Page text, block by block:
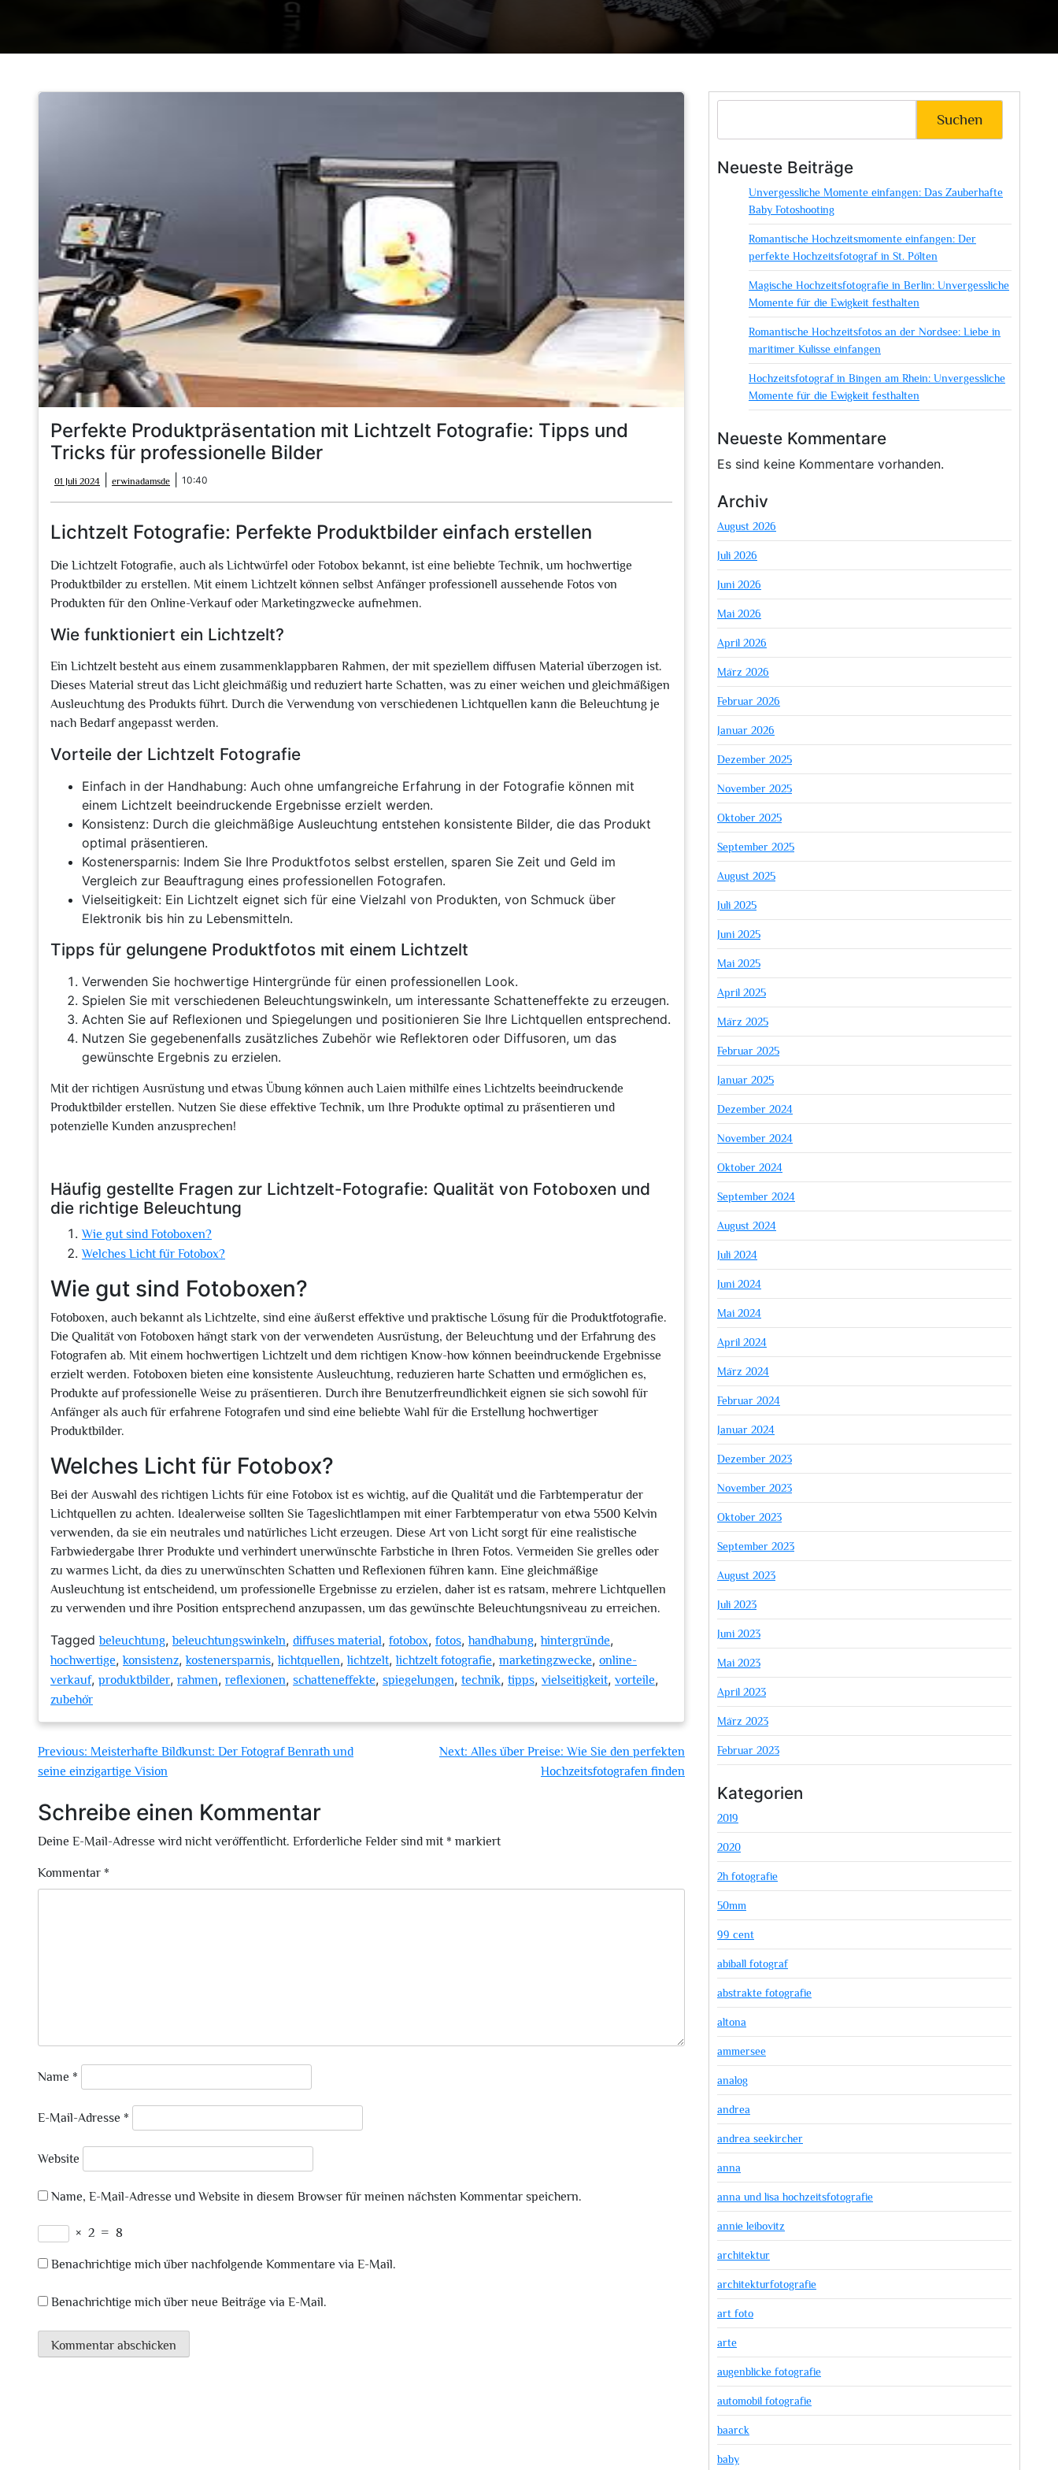
Perfekte Produktpräsentation mit Lichtzelt Fotografie: Tipps und
Tricks für professionelle Bilder
01 Juli 2024
Juli
2024
erwinadamsde erwinadamsde
10:40
Lichtzelt Fotografie: Perfekte Produktbilder einfach erstellen
Die Lichtzelt Fotografie, auch als Lichtwürfel oder Fotobox bekannt, ist eine beliebte Technik, um hochwertige
Produktbilder zu erstellen. Mit einem Lichtzelt können selbst Anfänger professionell aussehende Fotos von
Produkten für den Online-Verkauf oder Marketingzwecke aufnehmen.
Wie funktioniert ein Lichtzelt?
Ein Lichtzelt besteht aus einem zusammenklappbaren Rahmen, der mit speziellem diffusen Material überzogen ist.
Dieses Material streut das Licht gleichmäßig und reduziert harte Schatten, was zu einer weichen und gleichmäßigen
Ausleuchtung des Produkts führt. Durch die Verwendung von verschiedenen Lichtquellen kann die Beleuchtung je
nach Bedarf angepasst werden.
Vorteile der Lichtzelt Fotografie
Einfach in der Handhabung: Auch ohne umfangreiche Erfahrung in der Fotografie können mit
einem Lichtzelt beeindruckende Ergebnisse erzielt werden.
Konsistenz: Durch die gleichmäßige Ausleuchtung entstehen konsistente Bilder, die das Produkt
optimal präsentieren.
Kostenersparnis: Indem Sie Ihre Produktfotos selbst erstellen, sparen Sie Zeit und Geld im
Vergleich zur Beauftragung eines professionellen Fotografen.
Vielseitigkeit: Ein Lichtzelt eignet sich für eine Vielzahl von Produkten, von Schmuck über
Elektronik bis hin zu Lebensmitteln.
Tipps für gelungene Produktfotos mit einem Lichtzelt
Verwenden Sie hochwertige Hintergründe für einen professionellen Look.
Spielen Sie mit verschiedenen Beleuchtungswinkeln, um interessante Schatteneffekte zu erzeugen.
Achten Sie auf Reflexionen und Spiegelungen und positionieren Sie Ihre Lichtquellen entsprechend.
Nutzen Sie gegebenenfalls zusätzliches Zubehör wie Reflektoren oder Diffusoren, um das
gewünschte Ergebnis zu erzielen.
Mit der richtigen Ausrüstung und etwas Übung können auch Laien mithilfe eines Lichtzelts beeindruckende
Produktbilder erstellen. Nutzen Sie diese effektive Technik, um Ihre Produkte optimal zu präsentieren und
potenzielle Kunden anzusprechen!
Häufig gestellte Fragen zur Lichtzelt-Fotografie: Qualität von Fotoboxen und
die richtige Beleuchtung
Wie gut sind Fotoboxen?
Welches Licht für Fotobox?
Wie gut sind Fotoboxen?
Fotoboxen, auch bekannt als Lichtzelte, sind eine äußerst effektive und praktische Lösung für die Produktfotografie.
Die Qualität von Fotoboxen hängt stark von der verwendeten Ausrüstung, der Beleuchtung und der Erfahrung des
Fotografen ab. Mit einem hochwertigen Lichtzelt und dem richtigen Know-how können beeindruckende Ergebnisse
erzielt werden. Fotoboxen bieten eine konsistente Ausleuchtung, reduzieren harte Schatten und ermöglichen es,
Produkte auf professionelle Weise zu präsentieren. Durch ihre Benutzerfreundlichkeit eignen sie sich sowohl für
Anfänger als auch für erfahrene Fotografen und sind eine beliebte Wahl für die Erstellung hochwertiger
Produktbilder.
Welches Licht für Fotobox?
Bei der Auswahl des richtigen Lichts für eine Fotobox ist es wichtig, auf die Qualität und die Farbtemperatur der
Lichtquellen zu achten. Idealerweise sollten Sie Tageslichtlampen mit einer Farbtemperatur von etwa 5500 Kelvin
verwenden, da sie ein neutrales und natürliches Licht erzeugen. Diese Art von Licht sorgt für eine realistische
Farbwiedergabe Ihrer Produkte und verhindert unerwünschte Farbstiche in Ihren Fotos. Vermeiden Sie grelles oder
zu warmes Licht, da dies zu unerwünschten Schatten und Reflexionen führen kann. Eine gleichmäßige
Ausleuchtung ist entscheidend, um professionelle Ergebnisse zu erzielen, daher ist es ratsam, mehrere Lichtquellen
zu verwenden und ihre Position entsprechend anzupassen, um das gewünschte Beleuchtungsniveau zu erreichen.
Taggedbeleuchtung,beleuchtungswinkeln, diffuses material, fotobox, fotos,handhabung,hintergründe,
hochwertige,konsistenz,kostenersparnis,lichtquellen,lichtzelt,lichtzelt fotografie, marketingzwecke, online-
verkauf, produktbilder, rahmen, reflexionen, schatteneffekte, spiegelungen, technik, tipps, vielseitigkeit, vorteile,
zubehör
Beitragsnavigation
Previous: Meisterhafte Bildkunst: Der Fotograf Benrath und
seine einzigartige Vision
Next: Alles über Preise: Wie Sie den perfekten
Hochzeitsfotografen finden
Schreibe einen Kommentar
Deine E-Mail-Adresse wird nicht veröffentlicht. Erforderliche Felder sind mit * markiert
Kommentar *
Name *
E-Mail-Adresse *
Website
Name, E-Mail-Adresse und Website in diesem Browser für meinen nächsten Kommentar speichern.
× 2 = 8
Benachrichtige mich über nachfolgende Kommentare via E-Mail.
Benachrichtige mich über neue Beiträge via E-Mail.
Suchen
Neueste Beiträge
Unvergessliche Momente einfangen: Das Zauberhafte
Baby Fotoshooting
Romantische Hochzeitsmomente einfangen: Der
perfekte Hochzeitsfotograf in St. Pölten
Magische Hochzeitsfotografie in Berlin: Unvergessliche
Momente für die Ewigkeit festhalten
Romantische Hochzeitsfotos an der Nordsee: Liebe in
maritimer Kulisse einfangen
Hochzeitsfotograf in Bingen am Rhein: Unvergessliche
Momente für die Ewigkeit festhalten
Neueste Kommentare
Es sind keine Kommentare vorhanden.
Archiv
August 2026
Juli 2026
Juni 2026
Mai 2026
April 2026
März 2026
Februar 2026
Januar 2026
Dezember 2025
November 2025
Oktober 2025
September 2025
August 2025
Juli 2025
Juni 2025
Mai 2025
April 2025
März 2025
Februar 2025
Januar 2025
Dezember 2024
November 2024
Oktober 2024
September 2024
August 2024
Juli 2024
Juni 2024
Mai 2024
April 2024
März 2024
Februar 2024
Januar 2024
Dezember 2023
November 2023
Oktober 2023
September 2023
August 2023
Juli 2023
Juni 2023
Mai 2023
April 2023
März 2023
Februar 2023
Kategorien
2019
2020
2h fotografie
50mm
99 cent
abiball fotograf
abstrakte fotografie
altona
ammersee
analog
andrea
andrea seekircher
anna
anna und lisa hochzeitsfotografie
annie leibovitz
architektur
architekturfotografie
art foto
arte
augenblicke fotografie
automobil fotografie
baarck
baby